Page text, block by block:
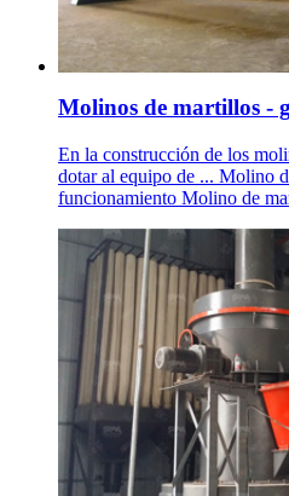
Molinos de martillos -
En la construcción de los
dotar al equipo de ... Molino
funcionamiento Molino de